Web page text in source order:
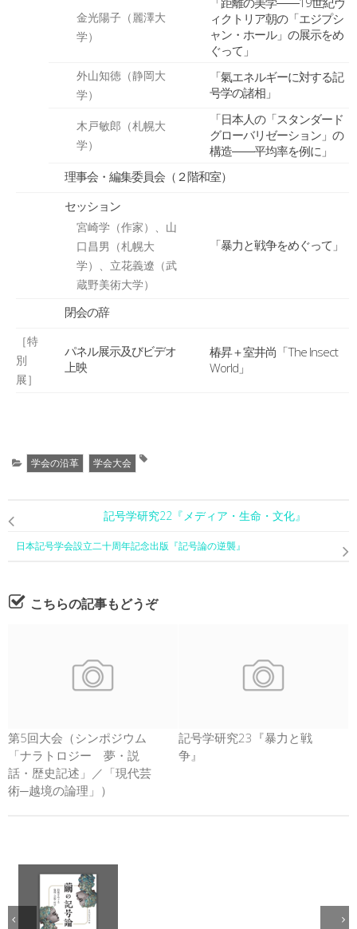
金光陽子（麗澤大
学）
ィクトリア朝の「エジプシ
ャン・ホール」の展示をめ
ぐって」
外山知徳（静岡大
学）
「氣エネルギーに対する記
号学の諸相」
木戸敏郎（札幌大
学）
「日本人の「スタンダード
グローバリゼーション」の
構造――平均率を例に」
理事会・編集委員会（２階和室）
セッション
宮崎学（作家）、山
口昌男（札幌大
学）、立花義遼（武
蔵野美術大学）
「暴力と戦争をめぐって」
閉会の辞
［特
別
展］
パネル展示及びビデオ
上映
椿昇＋室井尚「The Insect
World」
学会の沿革 学会大会
記号学研究22『メディア・生命・文化』
日本記号学会設立二十周年記念出版『記号論の逆襲』
こちらの記事もどうぞ
第5回大会（シンポジウム
「ナラトロジー 夢・説
話・歴史記述」／「現代芸
術─越境の論理」）
記号学研究23『暴力と戦
争』